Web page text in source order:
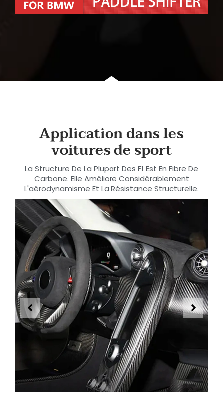
Application dans les
voitures de sport
La Structure De La Plupart Des F1 Est En Fibre De
Carbone. Elle Améliore Considérablement
L'aérodynamisme Et La Résistance Structurelle.